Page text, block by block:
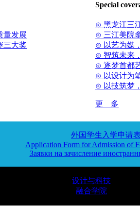
量发展
三大奖
Special
⊙ 黑龙江三
⊙ 三江美院
⊙ 以艺为媒
⊙ 智筑未来
⊙ 逐梦首都
⊙ 以设计为
⊙ 以技筑梦
更 多
外国学生入学申请表
Application Form for Admission of
Заявки на зачисление
设计与科技
融合学院